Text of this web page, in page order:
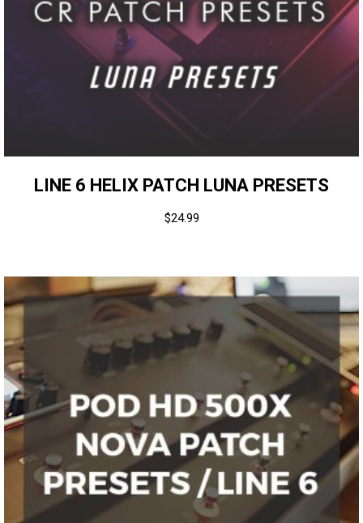
LINE 6 HELIX PATCH LUNA PRESETS
$24.99